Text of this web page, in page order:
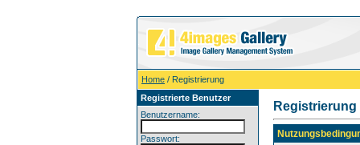
Home / Registrierung
Registrierte Benutzer
Benutzername:
Passwort:
Registrierung